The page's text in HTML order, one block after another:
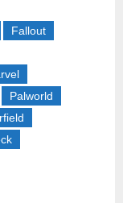
Fallout
Palworld